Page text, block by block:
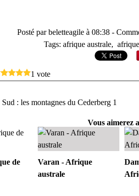
Posté par beletteagile à 08:38 -
Tags: afrique australe,
1 vote
: les montagnes du Cederberg 1
Vous aimerez
de
Varan - Afrique
australe